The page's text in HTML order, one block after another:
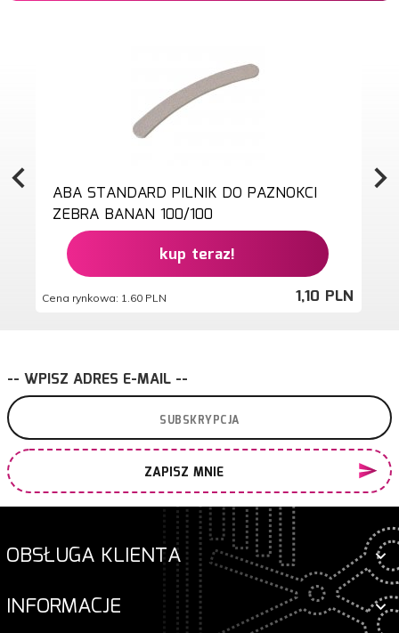
ABA STANDARD PILNIK DO PAZNOKCI
ZEBRA BANAN 100/100
kup teraz!
1,10 PLN
Cena rynkowa: 1.60 PLN
-- WPISZ ADRES E-MAIL --
ZAPISZ MNIE
OBSŁUGA KLIENTA
INFORMACJE